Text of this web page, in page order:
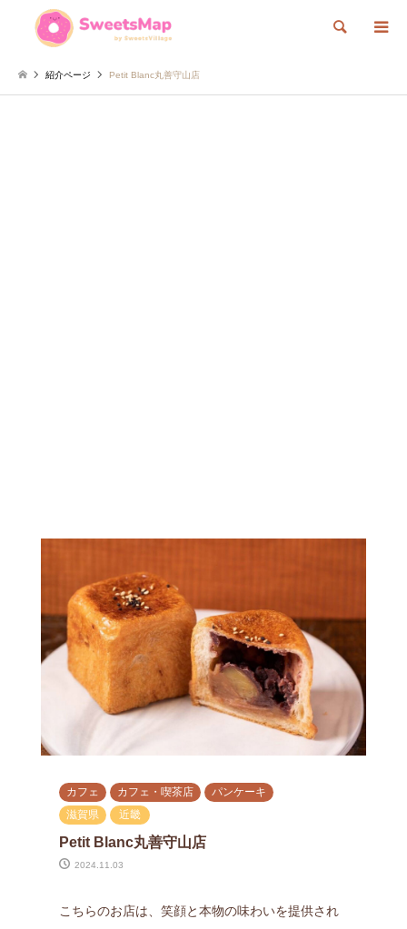
検索
紹介ページ Petit Blanc丸善守山店
カフェ カフェ・喫茶店
パンケーキ
滋賀県
近畿
Petit Blanc丸善守山店
2024.11.03
こちらのお店は、笑顔と本物の味わいを提供され